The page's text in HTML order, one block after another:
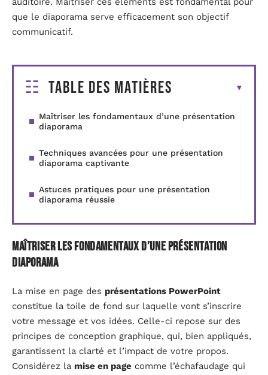
que le diaporama serve efficacement son objectif
communicatif.
Table des matières
Maîtriser les fondamentaux d’une présentation
diaporama
Techniques avancées pour une présentation
diaporama captivante
Astuces pratiques pour une présentation
diaporama réussie
Maîtriser les fondamentaux d’une présentation
diaporama
La mise en page des présentations PowerPoint
constitue la toile de fond sur laquelle vont s’inscrire
votre message et vos idées. Celle-ci repose sur des
principes de conception graphique, qui, bien appliqués,
garantissent la clarté et l’impact de votre propos.
Considérez la mise en page comme l’échafaudage qui